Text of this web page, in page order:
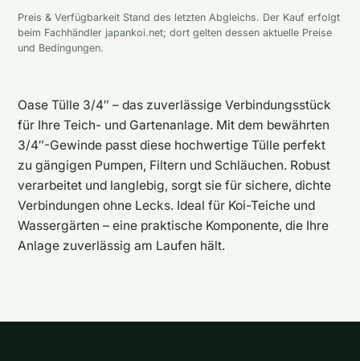
Preis & Verfügbarkeit Stand des letzten Abgleichs. Der Kauf erfolgt
beim Fachhändler japankoi.net; dort gelten dessen aktuelle Preise
und Bedingungen.
Oase Tülle 3/4″ – das zuverlässige Verbindungsstück
für Ihre Teich- und Gartenanlage. Mit dem bewährten
3/4″-Gewinde passt diese hochwertige Tülle perfekt
zu gängigen Pumpen, Filtern und Schläuchen. Robust
verarbeitet und langlebig, sorgt sie für sichere, dichte
Verbindungen ohne Lecks. Ideal für Koi-Teiche und
Wassergärten – eine praktische Komponente, die Ihre
Anlage zuverlässig am Laufen hält.